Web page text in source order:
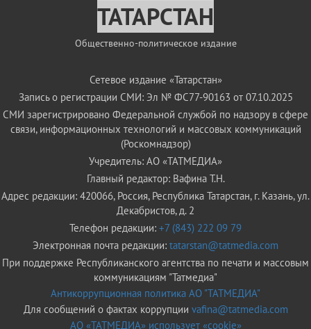
ТАТАРСТАН
Общественно-политическое издание
Сетевое издание «Татарстан»
Запись о регистрации СМИ: Эл № ФС77-90163 от 07.10.2025
СМИ зарегистрировано Федеральной службой по надзору в сфере
связи, информационных технологий и массовых коммуникаций
(Роскомнадзор)
Учредитель: АО «ТАТМЕДИА»
Главный редактор: Вафина Т.Н.
Адрес редакции: 420066, Россия, Республика Татарстан, г. Казань, ул.
Декабристов, д. 2
Телефон редакции: +7 (843) 222 09 79
Электронная почта редакции: tatarstan@tatmedia.com
При поддержке Республиканского агентства по печати и массовым
коммуникациям "Татмедиа"
Антикоррупционная политика АО "ТАТМЕДИА"
Для сообщений о фактах коррупции vafina@tatmedia.com
АО «ТАТМЕДИА» использует «cookie»